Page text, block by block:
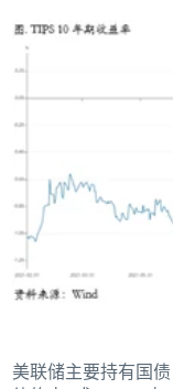
美联储主要持有国